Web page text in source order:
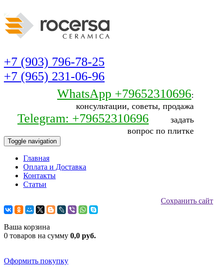
+7 (903) 796-78-25
+7 (965) 231-06-96
WhatsApp +79652310696:
консультации, советы, продажа
Telegram: +79652310696
задать
вопрос по плитке
Toggle navigation
Главная
Оплата и Доставка
Контакты
Статьи
Сохранить сайт
Ваша корзина
0 товаров на сумму 0,0 руб.
Оформить покупку